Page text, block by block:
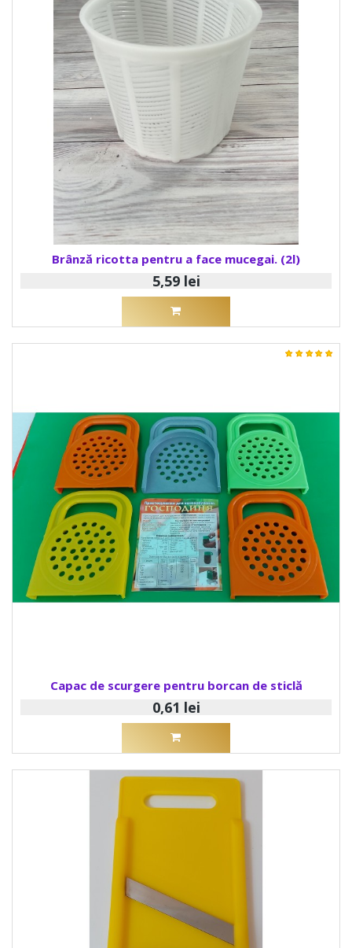
Brânză ricotta pentru a face mucegai. (2l)
5,59 lei
Capac de scurgere pentru borcan de sticlă
0,61 lei